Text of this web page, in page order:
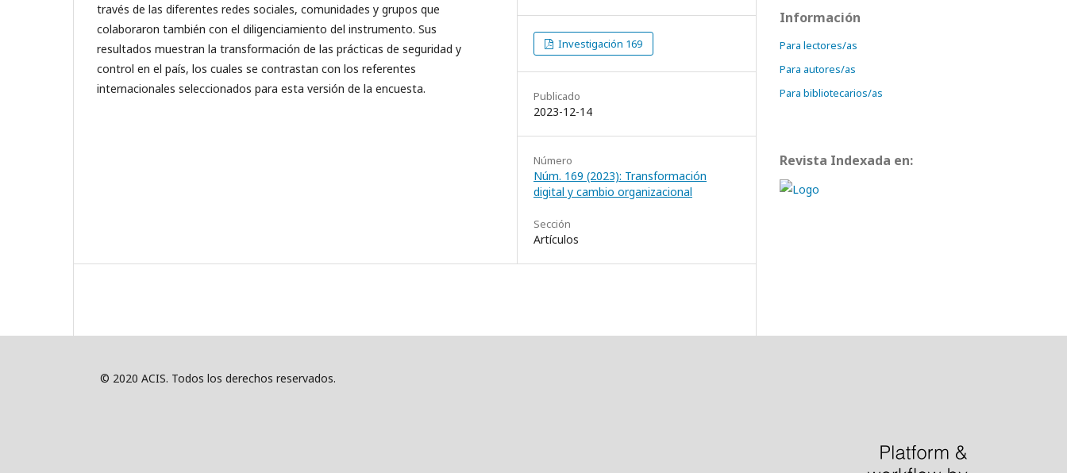
través de las diferentes redes sociales, comunidades y grupos que
colaboraron también con el diligenciamiento del instrumento. Sus
resultados muestran la transformación de las prácticas de seguridad y
control en el país, los cuales se contrastan con los referentes
internacionales seleccionados para esta versión de la encuesta.
Investigación 169
Publicado
2023-12-14
Número
Núm. 169 (2023): Transformación
digital y cambio organizacional
Sección
Artículos
Información
Para lectores/as
Para autores/as
Para bibliotecarios/as
Revista Indexada en:
© 2020 ACIS. Todos los derechos reservados.